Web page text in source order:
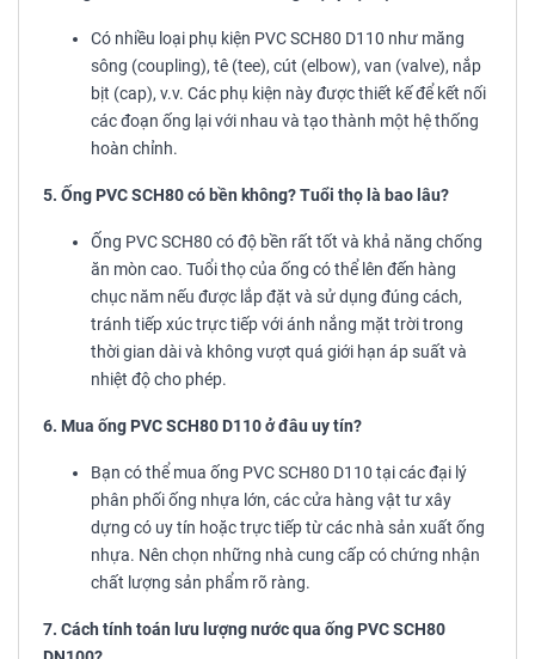
Có nhiều loại phụ kiện PVC SCH80 D110 như măng
sông (coupling), tê (tee), cút (elbow), van (valve), nắp
bịt (cap), v.v. Các phụ kiện này được thiết kế để kết nối
các đoạn ống lại với nhau và tạo thành một hệ thống
hoàn chỉnh.
5. Ống PVC SCH80 có bền không? Tuổi thọ là bao lâu?
Ống PVC SCH80 có độ bền rất tốt và khả năng chống
ăn mòn cao. Tuổi thọ của ống có thể lên đến hàng
chục năm nếu được lắp đặt và sử dụng đúng cách,
tránh tiếp xúc trực tiếp với ánh nắng mặt trời trong
thời gian dài và không vượt quá giới hạn áp suất và
nhiệt độ cho phép.
6. Mua ống PVC SCH80 D110 ở đâu uy tín?
Bạn có thể mua ống PVC SCH80 D110 tại các đại lý
phân phối ống nhựa lớn, các cửa hàng vật tư xây
dựng có uy tín hoặc trực tiếp từ các nhà sản xuất ống
nhựa. Nên chọn những nhà cung cấp có chứng nhận
chất lượng sản phẩm rõ ràng.
7. Cách tính toán lưu lượng nước qua ống PVC SCH80